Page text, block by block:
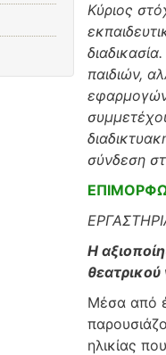
Κύριος
παιδιών,
εφαρμογών
σύνδεση
Η
Μέσα από
ηλικίας